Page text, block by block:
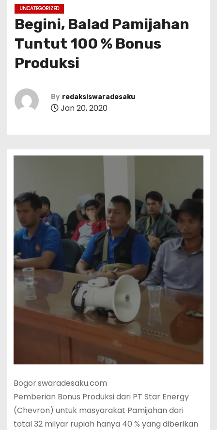
UNCATEGORIZED
Begini, Balad Pamijahan
Tuntut 100 % Bonus
Produksi
By redaksiswaradesaku
Jan 20, 2020
Bogor.swaradesaku.com
Pemberian Bonus Produksi dari PT Star Energy
(Chevron) untuk masyarakat Pamijahan dari
total 32 milyar rupiah hanya 40 % yang diberikan